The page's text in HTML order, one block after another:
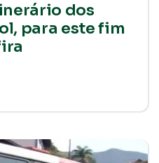
dos
para este fim